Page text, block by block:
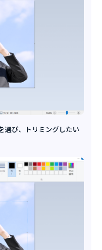
選び、トリミングしたい